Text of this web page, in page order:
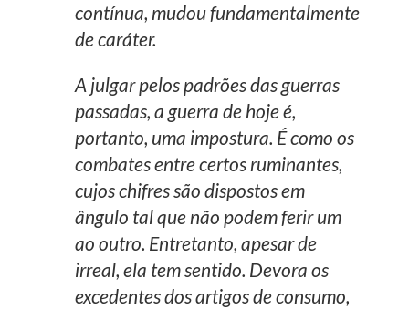
contínua, mudou fundamentalmente
de caráter.
A julgar pelos padrões das guerras
passadas, a guerra de hoje é,
portanto, uma impostura. É como os
combates entre certos ruminantes,
cujos chifres são dispostos em
ângulo tal que não podem ferir um
ao outro. Entretanto, apesar de
irreal, ela tem sentido. Devora os
excedentes dos artigos de consumo,